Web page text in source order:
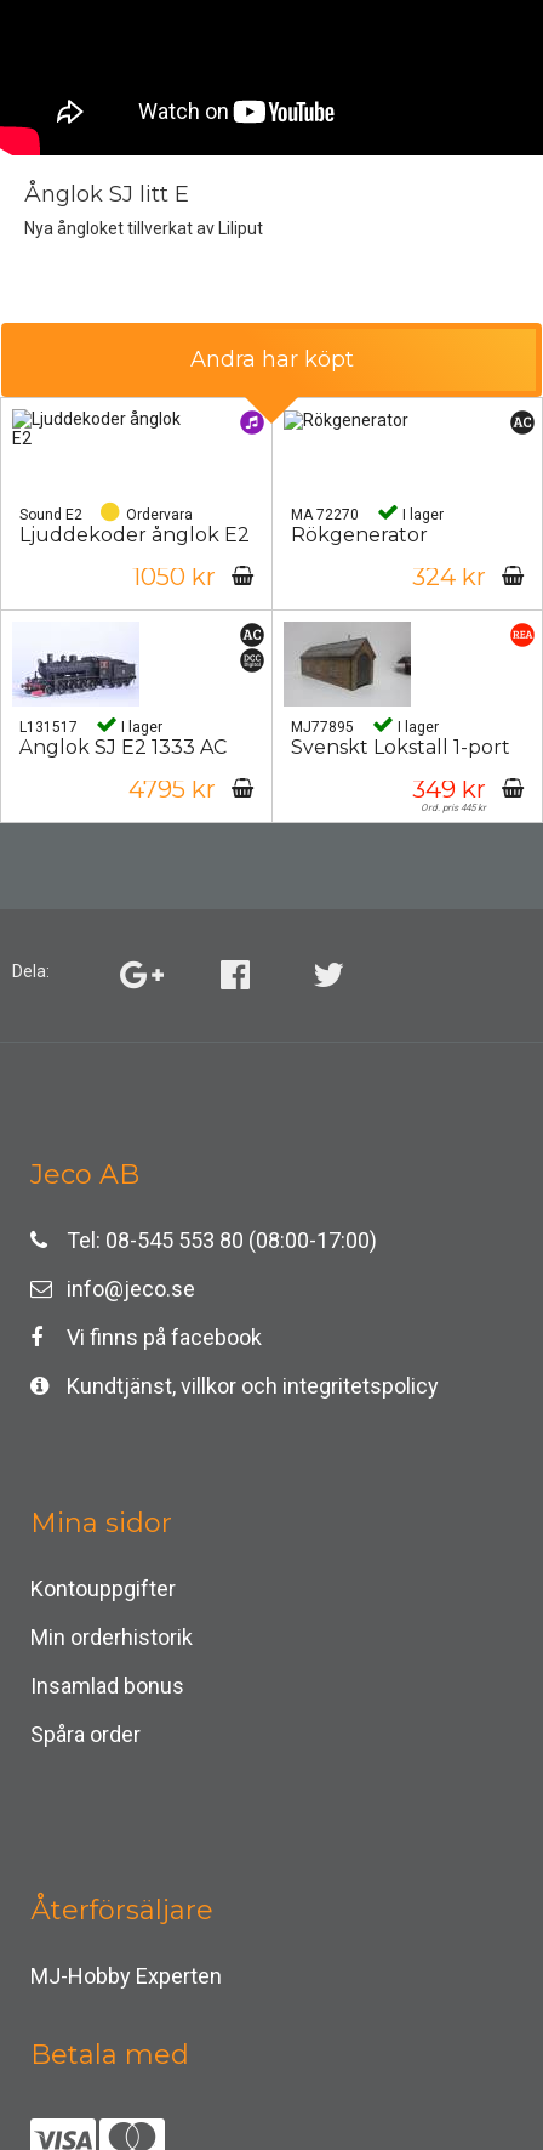
Ånglok SJ litt E
Nya ångloket tillverkat av Liliput
Andra har köpt
Sound E2 Ordervara
Ljuddekoder ånglok E2
1050 kr
MA 72270 I lager
Rökgenerator
324 kr
L131517 I lager
Ånglok SJ E2 1333 AC
4795 kr
MJ77895 I lager
Svenskt Lokstall 1-port
349 kr
Ord. pris 445 kr
Dela:
Jeco AB
Tel: 08-545 553 80 (08:00-17:00)
info@jeco.se
Vi finns på facebook
Kundtjänst, villkor och integritetspolicy
Mina sidor
Kontouppgifter
Min orderhistorik
Insamlad bonus
Spåra order
Återförsäljare
MJ-Hobby Experten
Betala med